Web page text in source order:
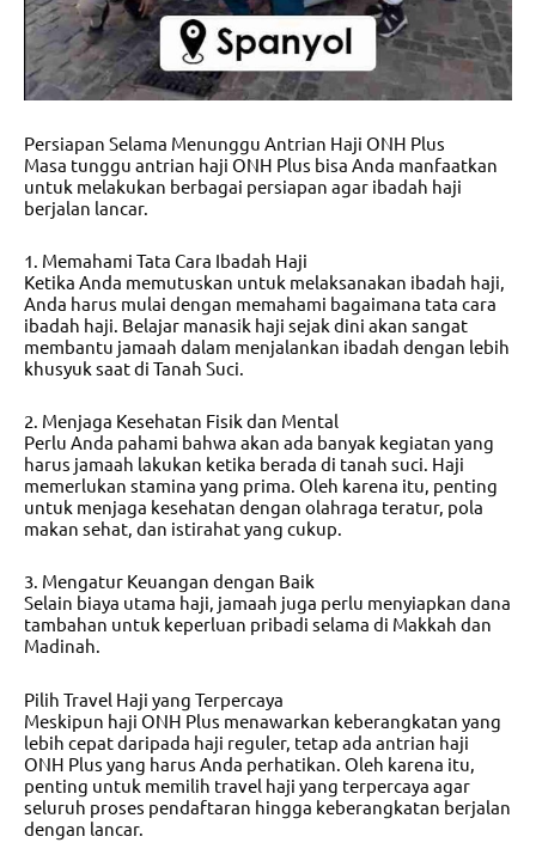
Persiapan Selama Menunggu Antrian Haji ONH Plus
Masa tunggu antrian haji ONH Plus bisa Anda manfaatkan
untuk melakukan berbagai persiapan agar ibadah haji
berjalan lancar.
1. Memahami Tata Cara Ibadah Haji
Ketika Anda memutuskan untuk melaksanakan ibadah haji,
Anda harus mulai dengan memahami bagaimana tata cara
ibadah haji. Belajar manasik haji sejak dini akan sangat
membantu jamaah dalam menjalankan ibadah dengan lebih
khusyuk saat di Tanah Suci.
2. Menjaga Kesehatan Fisik dan Mental
Perlu Anda pahami bahwa akan ada banyak kegiatan yang
harus jamaah lakukan ketika berada di tanah suci. Haji
memerlukan stamina yang prima. Oleh karena itu, penting
untuk menjaga kesehatan dengan olahraga teratur, pola
makan sehat, dan istirahat yang cukup.
3. Mengatur Keuangan dengan Baik
Selain biaya utama haji, jamaah juga perlu menyiapkan dana
tambahan untuk keperluan pribadi selama di Makkah dan
Madinah.
Pilih Travel Haji yang Terpercaya
Meskipun haji ONH Plus menawarkan keberangkatan yang
lebih cepat daripada haji reguler, tetap ada antrian haji
ONH Plus yang harus Anda perhatikan. Oleh karena itu,
penting untuk memilih travel haji yang terpercaya agar
seluruh proses pendaftaran hingga keberangkatan berjalan
dengan lancar.